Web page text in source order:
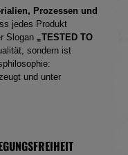
Prozessen und
jedes Produkt
Slogan „TESTED TO
sondern ist
und unter